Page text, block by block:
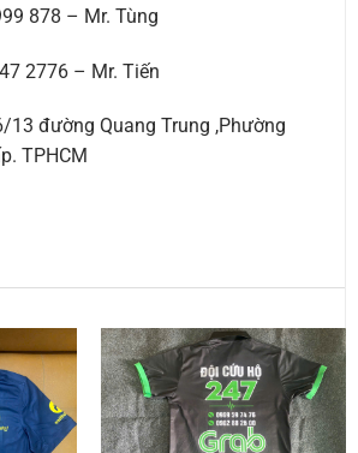
878 – Mr. Tùng
2776 – Mr. Tiến
13 đường Quang Trung ,Phường
TPHCM